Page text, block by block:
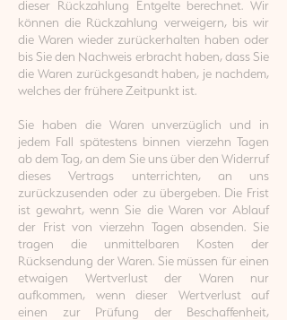
dieser Rückzahlung Entgelte berechnet. Wir
können die Rückzahlung verweigern, bis wir
die Waren wieder zurückerhalten haben oder
bis Sie den Nachweis erbracht haben, dass Sie
die Waren zurückgesandt haben, je nachdem,
welches der frühere Zeitpunkt ist.
Sie haben die Waren unverzüglich und in
jedem Fall spätestens binnen vierzehn Tagen
ab dem Tag, an dem Sie uns über den Widerruf
dieses Vertrags unterrichten, an uns
zurückzusenden oder zu übergeben. Die Frist
ist gewahrt, wenn Sie die Waren vor Ablauf
der Frist von vierzehn Tagen absenden. Sie
tragen die unmittelbaren Kosten der
Rücksendung der Waren. Sie müssen für einen
etwaigen Wertverlust der Waren nur
aufkommen, wenn dieser Wertverlust auf
einen zur Prüfung der Beschaffenheit,